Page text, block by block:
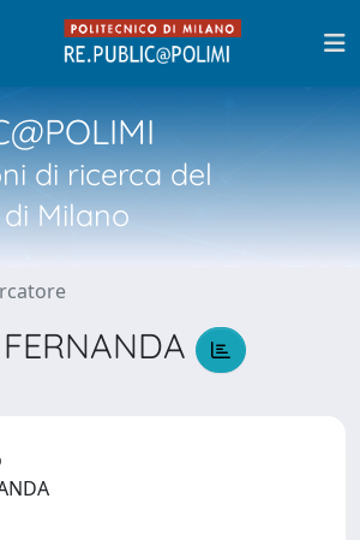
di ricerca del
Milano